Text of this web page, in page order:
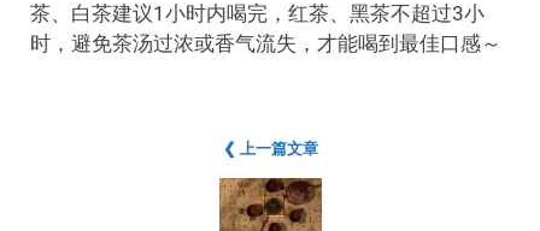
茶、白茶建议1小时内喝完，红茶、黑茶不超过3小
时，避免茶汤过浓或香气流失，才能喝到最佳口感～
❮ 上一篇文章